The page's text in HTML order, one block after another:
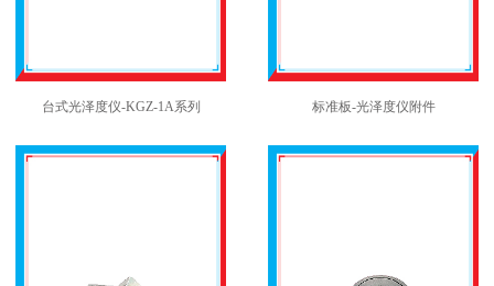
台式光泽度仪-KGZ-1A系列 标准板-光泽度仪附件